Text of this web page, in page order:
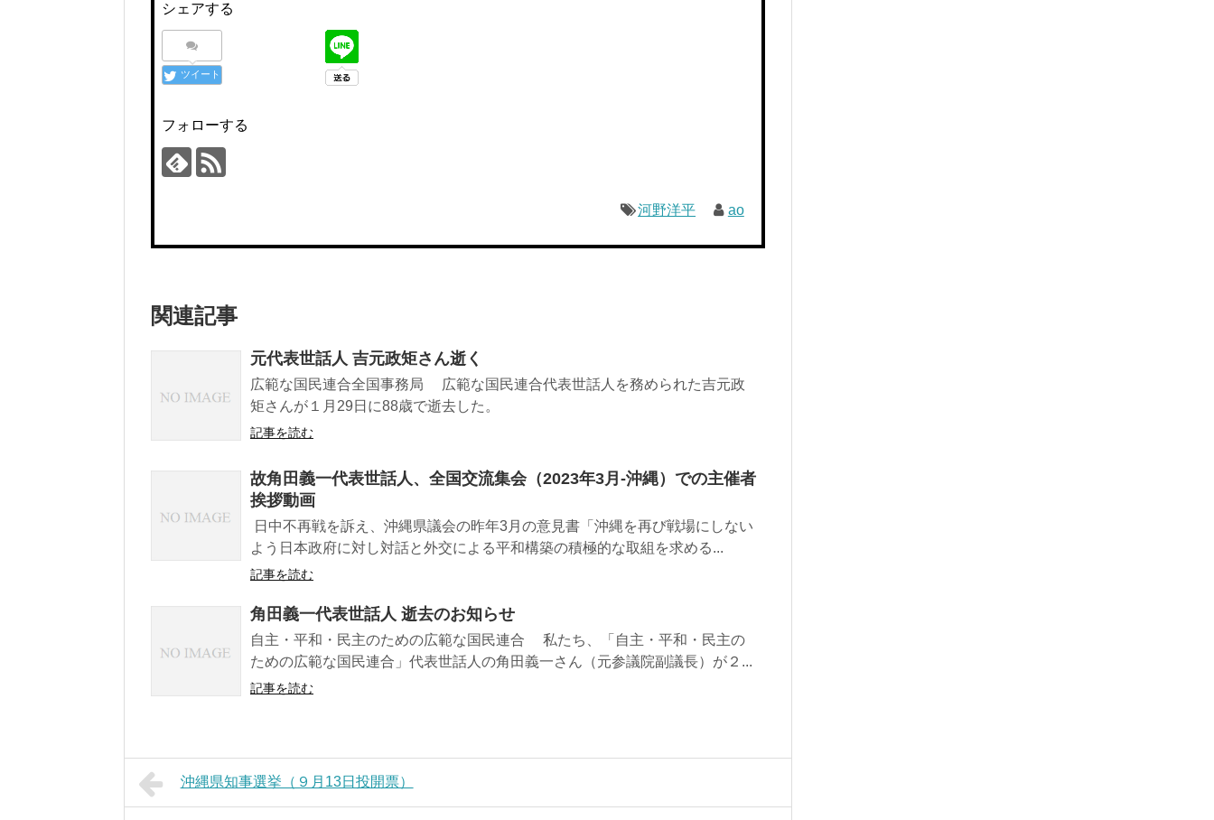
シェアする
ツイート
フォローする
河野洋平 ao
関連記事
元代表世話人 吉元政矩さん逝く
広範な国民連合全国事務局 広範な国民連合代表世話人を務められた吉元政
矩さんが１月29日に88歳で逝去した。
記事を読む
故角田義一代表世話人、全国交流集会（2023年3月-沖縄）での主催者
挨拶動画
日中不再戦を訴え、沖縄県議会の昨年3月の意見書「沖縄を再び戦場にしない
よう日本政府に対し対話と外交による平和構築の積極的な取組を求める...
記事を読む
角田義一代表世話人 逝去のお知らせ
自主・平和・民主のための広範な国民連合 私たち、「自主・平和・民主の
ための広範な国民連合」代表世話人の角田義一さん（元参議院副議長）が２...
記事を読む
沖縄県知事選挙（９月13日投開票）